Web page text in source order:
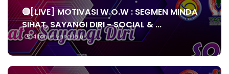
🔴[LIVE] MOTIVASI W.O.W : SEGMEN MINDA
SIHAT, SAYANGI DIRI - SOCIAL & ...
4 tahun yang lalu